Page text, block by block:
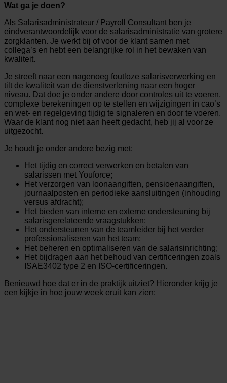
Wat ga je doen?
Als Salarisadministrateur / Payroll Consultant ben je
eindverantwoordelijk voor de salarisadministratie van grotere
zorgklanten. Je werkt bij of voor de klant samen met
collega’s en hebt een belangrijke rol in het bewaken van
kwaliteit.
Je streeft naar een nagenoeg foutloze salarisverwerking en
tilt de kwaliteit van de dienstverlening naar een hoger
niveau. Dat doe je onder andere door controles uit te voeren,
complexe berekeningen op te stellen en wijzigingen in cao’s
en wet- en regelgeving tijdig te signaleren en door te voeren.
Waar de klant nog niet aan heeft gedacht, heb jij al voor ze
uitgezocht.
Je houdt je onder andere bezig met:
Het tijdig en correct verwerken en betalen van
salarissen met Youforce;
Het verzorgen van loonaangiften, pensioenaangiften,
journaalposten en periodieke aansluitingen (inhouding
versus afdracht);
Het bieden van interne en externe ondersteuning bij
salarisgerelateerde vraagstukken;
Het ondersteunen van de teamleider bij het verder
professionaliseren van het team;
Het beheren en optimaliseren van de salarisinrichting;
Het bijdragen aan het behoud van certificeringen zoals
ISAE3402 type 2 en ISO-certificeringen.
Benieuwd hoe dat er in de praktijk uitziet? Hieronder krijg je
een kijkje in hoe jouw week eruit kan zien: